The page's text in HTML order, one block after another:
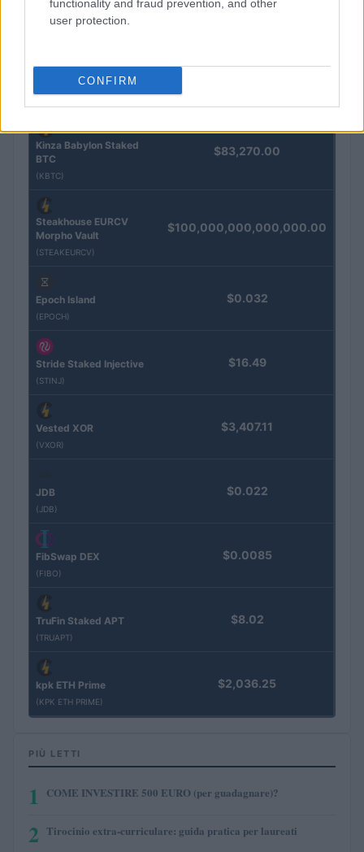
functionality and fraud prevention, and other
user protection.
CONFIRM
Nome
Eureka Bridged PAX
Gold (Terra
Kinza Babylon Staked
BTC
(KBTC)
$83,270.00
Steakhouse EURCV
Morpho Vault
(STEAKEURCV)
$100,000,000,000,000.00
Epoch Island
(EPOCH)
$0.032
Stride Staked Injective
(STINJ)
$16.49
Vested XOR
(VXOR)
$3,407.11
JDB
(JDB)
$0.022
FibSwap DEX
(FIBO)
$0.0085
TruFin Staked APT
(TRUAPT)
$8.02
kpk ETH Prime
(KPK ETH PRIME)
$2,036.25
PIÙ LETTI
1 COME INVESTIRE 500 EURO (per guadagnare)?
2 Tirocinio extra-curriculare: guida pratica per laureati